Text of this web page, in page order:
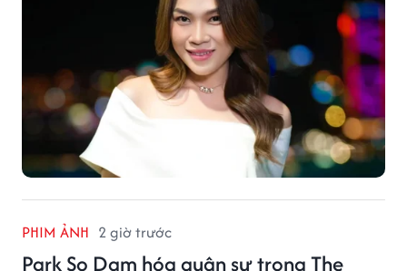
PHIM ẢNH 2 giờ trước
Park So Dam hóa quân sư trong The